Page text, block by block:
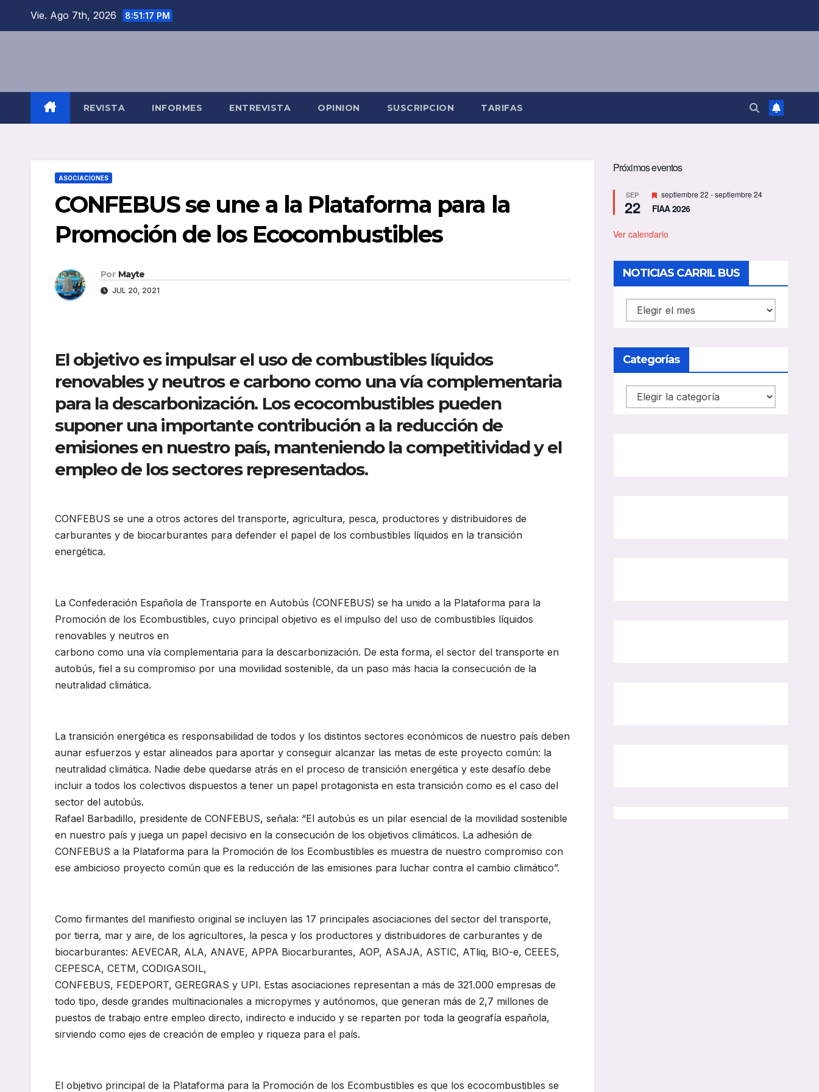
Vie. Ago 7th, 2026 8:51:18 PM
REVISTA INFORMES ENTREVISTA OPINION SUSCRIPCION TARIFAS
ASOCIACIONES
CONFEBUS se une a la Plataforma para la
Promoción de los Ecocombustibles
Por Mayte
JUL 20, 2021
El objetivo es impulsar el uso de combustibles líquidos
renovables y neutros e carbono como una vía complementaria
para la descarbonización. Los ecocombustibles pueden
suponer una importante contribución a la reducción de
emisiones en nuestro país, manteniendo la competitividad y el
empleo de los sectores representados.
CONFEBUS se une a otros actores del transporte, agricultura, pesca, productores y distribuidores de
carburantes y de biocarburantes para defender el papel de los combustibles líquidos en la transición
energética.
La Confederación Española de Transporte en Autobús (CONFEBUS) se ha unido a la Plataforma para la
Promoción de los Ecombustibles, cuyo principal objetivo es el impulso del uso de combustibles líquidos
renovables y neutros en
carbono como una vía complementaria para la descarbonización. De esta forma, el sector del transporte en
autobús, fiel a su compromiso por una movilidad sostenible, da un paso más hacia la consecución de la
neutralidad climática.
La transición energética es responsabilidad de todos y los distintos sectores económicos de nuestro país deben
aunar esfuerzos y estar alineados para aportar y conseguir alcanzar las metas de este proyecto común: la
neutralidad climática. Nadie debe quedarse atrás en el proceso de transición energética y este desafío debe
incluir a todos los colectivos dispuestos a tener un papel protagonista en esta transición como es el caso del
sector del autobús.
Rafael Barbadillo, presidente de CONFEBUS, señala: “El autobús es un pilar esencial de la movilidad sostenible
en nuestro país y juega un papel decisivo en la consecución de los objetivos climáticos. La adhesión de
CONFEBUS a la Plataforma para la Promoción de los Ecombustibles es muestra de nuestro compromiso con
ese ambicioso proyecto común que es la reducción de las emisiones para luchar contra el cambio climático”.
Como firmantes del manifiesto original se incluyen las 17 principales asociaciones del sector del transporte,
por tierra, mar y aire, de los agricultores, la pesca y los productores y distribuidores de carburantes y de
biocarburantes: AEVECAR, ALA, ANAVE, APPA Biocarburantes, AOP, ASAJA, ASTIC, ATliq, BIO-e, CEEES,
CEPESCA, CETM, CODIGASOIL,
CONFEBUS, FEDEPORT, GEREGRAS y UPI. Estas asociaciones representan a más de 321.000 empresas de
todo tipo, desde grandes multinacionales a micropymes y autónomos, que generan más de 2,7 millones de
puestos de trabajo entre empleo directo, indirecto e inducido y se reparten por toda la geografía española,
sirviendo como ejes de creación de empleo y riqueza para el país.
El objetivo principal de la Plataforma para la Promoción de los Ecombustibles es que los ecocombustibles se
Próximos eventos
SEP
22
D
e
s
a
d
o
septiembre 22 -septiembre 24
FIAA 2026
Ver calendario
NOTICIAS CARRIL BUS
NOTICIAS
CARRIL
Categorías
Categorías